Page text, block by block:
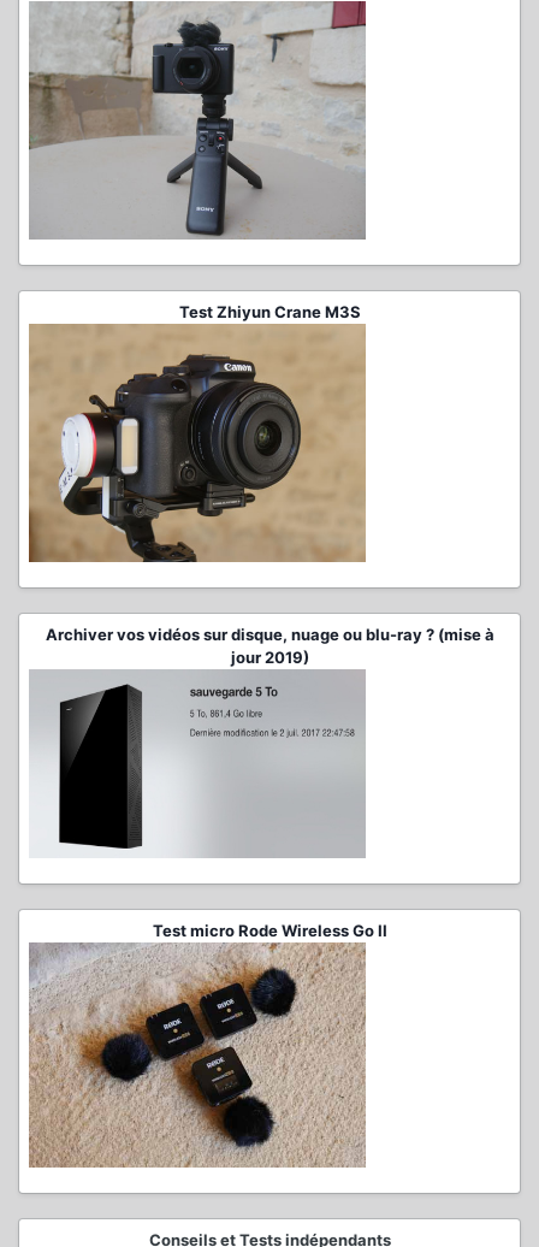
Test Zhiyun Crane M3S
Archiver vos vidéos sur disque, nuage ou blu-ray ? (mise à
jour 2019)
Test micro Rode Wireless Go II
Conseils et Tests indépendants